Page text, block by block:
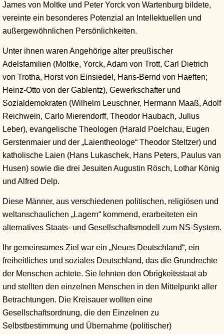
James von Moltke und Peter Yorck von Wartenburg bildete,
vereinte ein besonderes Potenzial an Intellektuellen und
außergewöhnlichen Persönlichkeiten.
Unter ihnen waren Angehörige alter preußischer
Adelsfamilien (Moltke, Yorck, Adam von Trott, Carl Dietrich
von Trotha, Horst von Einsiedel, Hans-Bernd von Haeften;
Heinz-Otto von der Gablentz), Gewerkschafter und
Sozialdemokraten (Wilhelm Leuschner, Hermann Maaß, Adolf
Reichwein, Carlo Mierendorff, Theodor Haubach, Julius
Leber), evangelische Theologen (Harald Poelchau, Eugen
Gerstenmaier und der „Laientheologe“ Theodor Steltzer) und
katholische Laien (Hans Lukaschek, Hans Peters, Paulus van
Husen) sowie die drei Jesuiten Augustin Rösch, Lothar König
und Alfred Delp.
Diese Männer, aus verschiedenen politischen, religiösen und
weltanschaulichen „Lagern“ kommend, erarbeiteten ein
alternatives Staats- und Gesellschaftsmodell zum NS-System.
Ihr gemeinsames Ziel war ein „Neues Deutschland“, ein
freiheitliches und soziales Deutschland, das die Grundrechte
der Menschen achtete. Sie lehnten den Obrigkeitsstaat ab
und stellten den einzelnen Menschen in den Mittelpunkt aller
Betrachtungen. Die Kreisauer wollten eine
Gesellschaftsordnung, die den Einzelnen zu
Selbstbestimmung und Übernahme (politischer)